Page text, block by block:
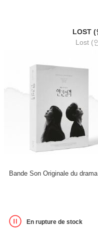
LOST (
Lost (
Bande Son Originale du
En rupture de stock